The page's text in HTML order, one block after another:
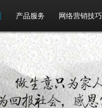
产品服务 网络营销技巧